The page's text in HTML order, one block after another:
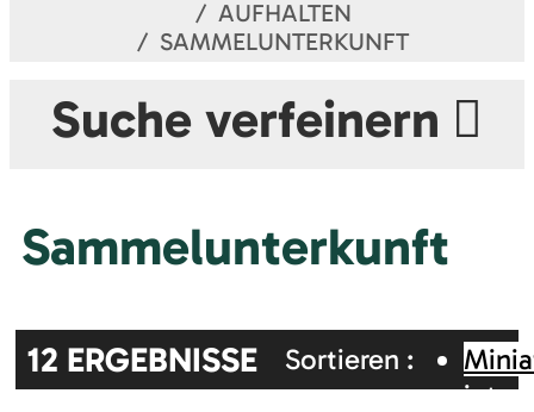
AUFHALTEN
SAMMELUNTERKUNFT
Suche verfeinern
Sammelunterkunft
12 ERGEBNISSE
Sortieren :